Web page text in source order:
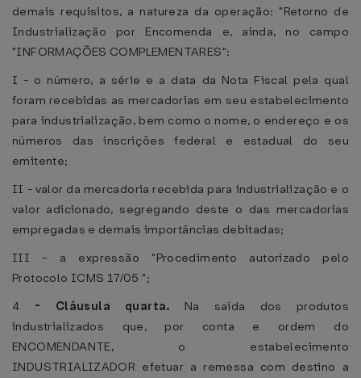
demais requisitos, a natureza da operação: "Retorno de
Industrialização por Encomenda e, ainda, no campo
"INFORMAÇÕES COMPLEMENTARES":
I - o número, a série e a data da Nota Fiscal pela qual
foram recebidas as mercadorias em seu estabelecimento
para industrialização, bem como o nome, o endereço e os
números das inscrições federal e estadual do seu
emitente;
II - valor da mercadoria recebida para industrialização e o
valor adicionado, segregando deste o das mercadorias
empregadas e demais importâncias debitadas;
III - a expressão "Procedimento autorizado pelo
Protocolo ICMS 17/05 ";
4 - Cláusula quarta. Na saída dos produtos
industrializados que, por conta e ordem do
ENCOMENDANTE, o estabelecimento
INDUSTRIALIZADOR efetuar a remessa com destino a